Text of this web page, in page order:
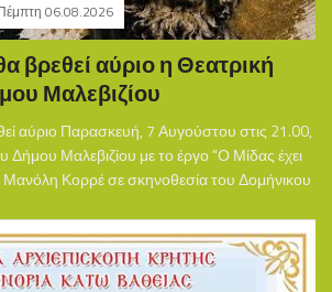
06.08.2026
βρεθεί αύριο η Θεατρική
Μαλεβιζίου
αύριο Παρασκευή, 7 Αυγούστου στις 21.00,
Μαλεβιζίου με το έργο "Ο Μίδας έχει
Μανόλη Κορρέ σε σκηνοθεσία του Δομήνικου